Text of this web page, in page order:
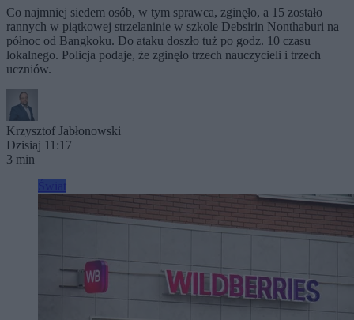
Co najmniej siedem osób, w tym sprawca, zginęło, a 15 zostało
rannych w piątkowej strzelaninie w szkole Debsirin Nonthaburi na
północ od Bangkoku. Do ataku doszło tuż po godz. 10 czasu
lokalnego. Policja podaje, że zginęło trzech nauczycieli i trzech
uczniów.
Krzysztof Jabłonowski
Dzisiaj 11:17
3 min